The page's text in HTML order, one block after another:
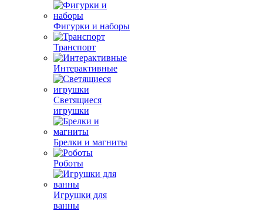
Фигурки и наборы
Транспорт
Интерактивные
Светящиеся
игрушки
Брелки и магниты
Роботы
Игрушки для
ванны